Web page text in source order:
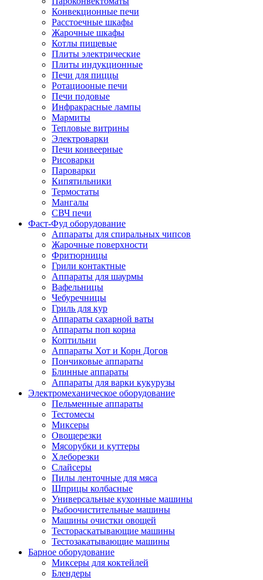
Конвекционные печи
Расстоечные шкафы
Жарочные шкафы
Котлы пищевые
Плиты электрические
Плиты индукционные
Печи для пиццы
Ротациооные печи
Печи подовые
Инфракрасные лампы
Мармиты
Тепловые витрины
Электроварки
Печи конвеерные
Рисоварки
Пароварки
Кипятильники
Термостаты
Мангалы
СВЧ печи
Фаст-Фуд оборудование
Аппараты для спиральных чипсов
Жарочные поверхности
Фритюрницы
Грили контактные
Аппараты для шаурмы
Вафельницы
Чебуречницы
Гриль для кур
Аппараты сахарной ваты
Аппараты поп корна
Коптильни
Аппараты Хот и Корн Догов
Пончиковые аппараты
Блинные аппараты
Аппараты для варки кукурузы
Электромеханическое оборудование
Пельменные аппараты
Тестомесы
Миксеры
Овощерезки
Мясорубки и куттеры
Хлеборезки
Слайсеры
Пилы ленточные для мяса
Шприцы колбасные
Универсальные кухонные машины
Рыбоочистительные машины
Машины очистки овощей
Тестораскатывающие машины
Тестозакатывающие машины
Барное оборудование
Миксеры для коктейлей
Блендеры